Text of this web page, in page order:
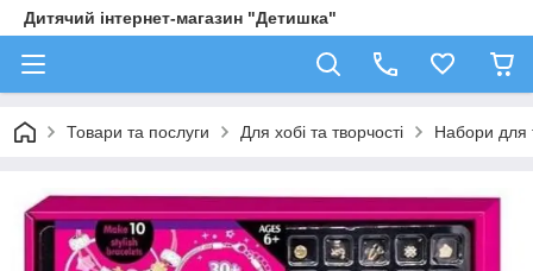
Дитячий інтернет-магазин "Детишка"
Товари та послуги Для хобі та творчості Набори для